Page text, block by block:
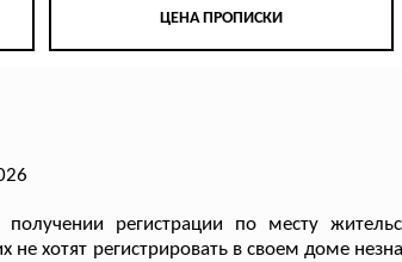
ЦЕНА ПРОПИСКИ
регистрации по месту
не хотят регистрировать в своем доме